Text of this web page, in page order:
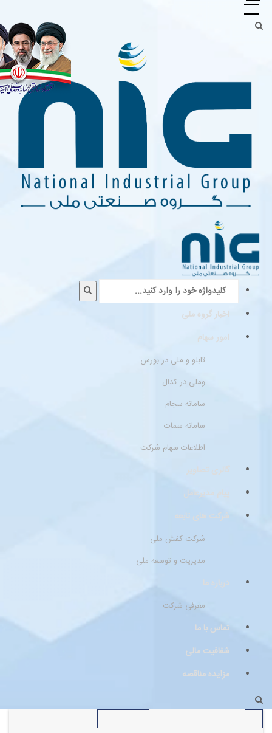
اخبار گروه ملی
امور سهام
تابلو و ملی در بورس
وملی در کدال
سامانه سجام
سامانه سمات
اطلاعات سهام شرکت
گالری تصاویر
پیام مدیرعامل
شرکت های تابعه
شرکت کفش ملی
مدیریت و توسعه ملی
درباره ما
معرفی شرکت
تماس با ما
شفافیت مالی
مزایده مناقصه